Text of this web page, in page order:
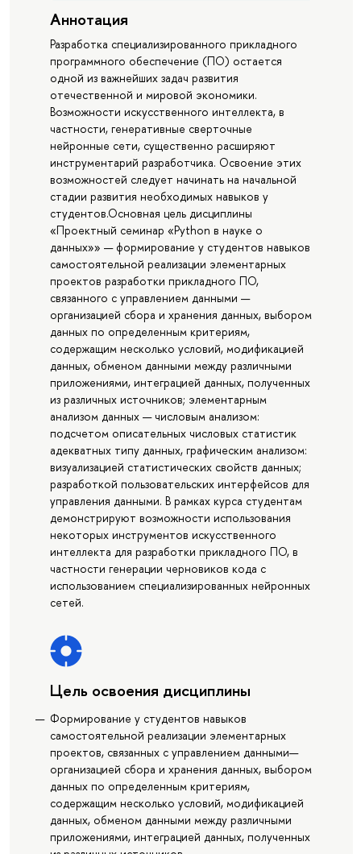
Аннотация
Разработка специализированного прикладного
программного обеспечение (ПО) остается
одной из важнейших задач развития
отечественной и мировой экономики.
Возможности искусственного интеллекта, в
частности, генеративные сверточные
нейронные сети, существенно расширяют
инструментарий разработчика. Освоение этих
возможностей следует начинать на начальной
стадии развития необходимых навыков у
студентов.Основная цель дисциплины
«Проектный семинар «Python в науке о
данных»» — формирование у студентов навыков
самостоятельной реализации элементарных
проектов разработки прикладного ПО,
связанного с управлением данными —
организацией сбора и хранения данных, выбором
данных по определенным критериям,
содержащим несколько условий, модификацией
данных, обменом данными между различными
приложениями, интеграцией данных, полученных
из различных источников; элементарным
анализом данных — числовым анализом:
подсчетом описательных числовых статистик
адекватных типу данных, графическим анализом:
визуализацией статистических свойств данных;
разработкой пользовательских интерфейсов для
управления данными. В рамках курса студентам
демонстрируют возможности использования
некоторых инструментов искусственного
интеллекта для разработки прикладного ПО, в
частности генерации черновиков кода с
использованием специализированных нейронных
сетей.
Цель освоения дисциплины
Формирование у студентов навыков
самостоятельной реализации элементарных
проектов, связанных с управлением данными—
организацией сбора и хранения данных, выбором
данных по определенным критериям,
содержащим несколько условий, модификацией
данных, обменом данными между различными
приложениями, интеграцией данных, полученных